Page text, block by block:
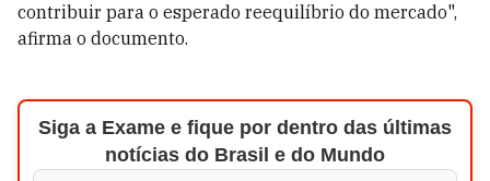
contribuir para o esperado reequilíbrio do mercado",
afirma o documento.
Siga a Exame e fique por dentro das últimas
notícias do Brasil e do Mundo